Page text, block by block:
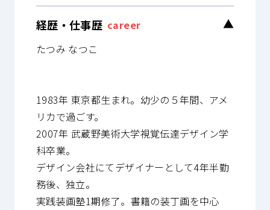
経歴・仕事歴 career ▼
たつみ なつこ
1983年 東京都生まれ。幼少の５年間、アメ
リカで過ごす。
2007年 武蔵野美術大学視覚伝達デザイン学
科卒業。
デザイン会社にてデザイナーとして4年半勤
務後、独立。
実践装画塾1期修了。書籍の装丁画を中心